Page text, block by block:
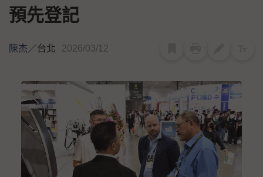
預先登記
陳杰／台北 2026/03/12